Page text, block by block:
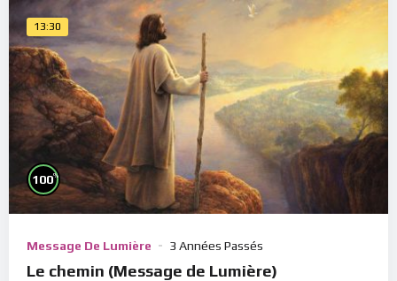
13:30
100%
Message De Lumière 3 Années Passés
Le chemin (Message de Lumière)